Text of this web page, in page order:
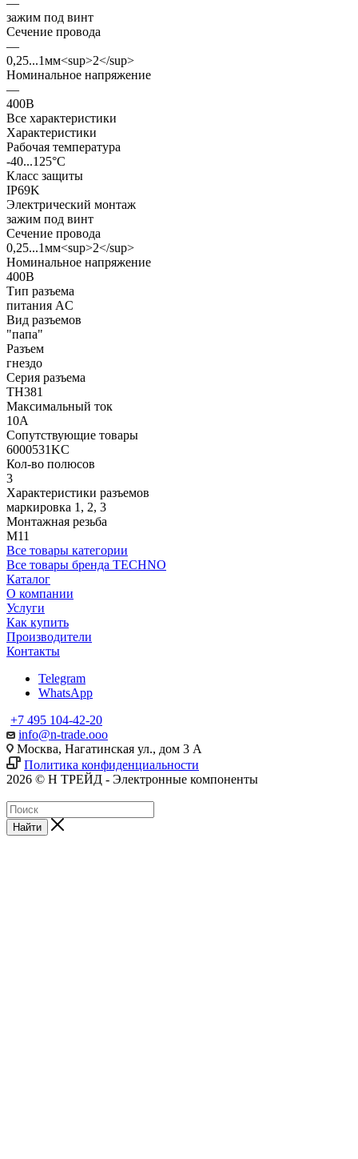
зажим под винт
Сечение провода
—
0,25...1мм<sup>2</sup>
Номинальное напряжение
—
400В
Все характеристики
Характеристики
Рабочая температура
-40...125°C
Класс защиты
IP69K
Электрический монтаж
зажим под винт
Сечение провода
0,25...1мм<sup>2</sup>
Номинальное напряжение
400В
Тип разъема
питания AC
Вид разъемов
"папа"
Разъем
гнездо
Серия разъема
TH381
Максимальный ток
10А
Сопутствующие товары
6000531KC
Кол-во полюсов
3
Характеристики разъемов
маркировка 1, 2, 3
Монтажная резьба
M11
Все товары категории
Все товары бренда TECHNO
Каталог
О компании
Услуги
Как купить
Производители
Контакты
Telegram
WhatsApp
+7 495 104-42-20
info@n-trade.ooo
Москва, Нагатинская ул., дом 3 А
Политика конфиденциальности
2026 © Н ТРЕЙД - Электронные компоненты
Найти